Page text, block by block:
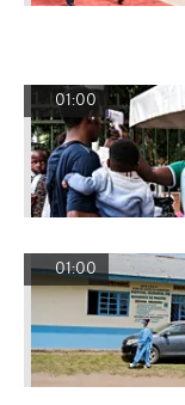
01:00
01:00